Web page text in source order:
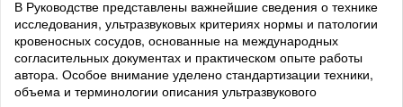
В Руководстве представлены важнейшие сведения о технике
исследования, ультразвуковых критериях нормы и патологии
кровеносных сосудов, основанные на международных
согласительных документах и практическом опыте работы
автора. Особое внимание уделено стандартизации техники,
объема и терминологии описания ультразвукового